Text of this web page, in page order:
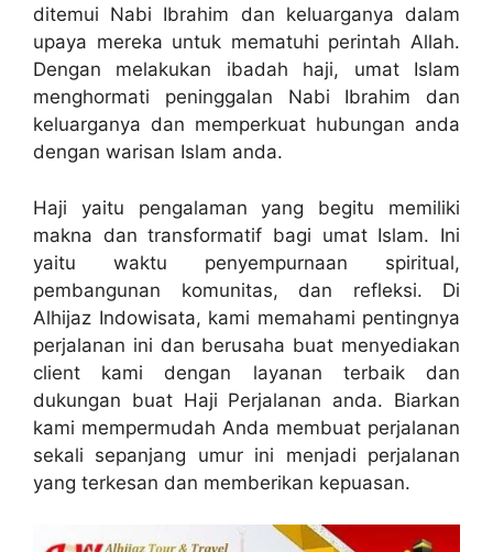
ditemui Nabi Ibrahim dan keluarganya dalam
upaya mereka untuk mematuhi perintah Allah.
Dengan melakukan ibadah haji, umat Islam
menghormati peninggalan Nabi Ibrahim dan
keluarganya dan memperkuat hubungan anda
dengan warisan Islam anda.
Haji yaitu pengalaman yang begitu memiliki
makna dan transformatif bagi umat Islam. Ini
yaitu waktu penyempurnaan spiritual,
pembangunan komunitas, dan refleksi. Di
Alhijaz Indowisata, kami memahami pentingnya
perjalanan ini dan berusaha buat menyediakan
client kami dengan layanan terbaik dan
dukungan buat Haji Perjalanan anda. Biarkan
kami mempermudah Anda membuat perjalanan
sekali sepanjang umur ini menjadi perjalanan
yang terkesan dan memberikan kepuasan.